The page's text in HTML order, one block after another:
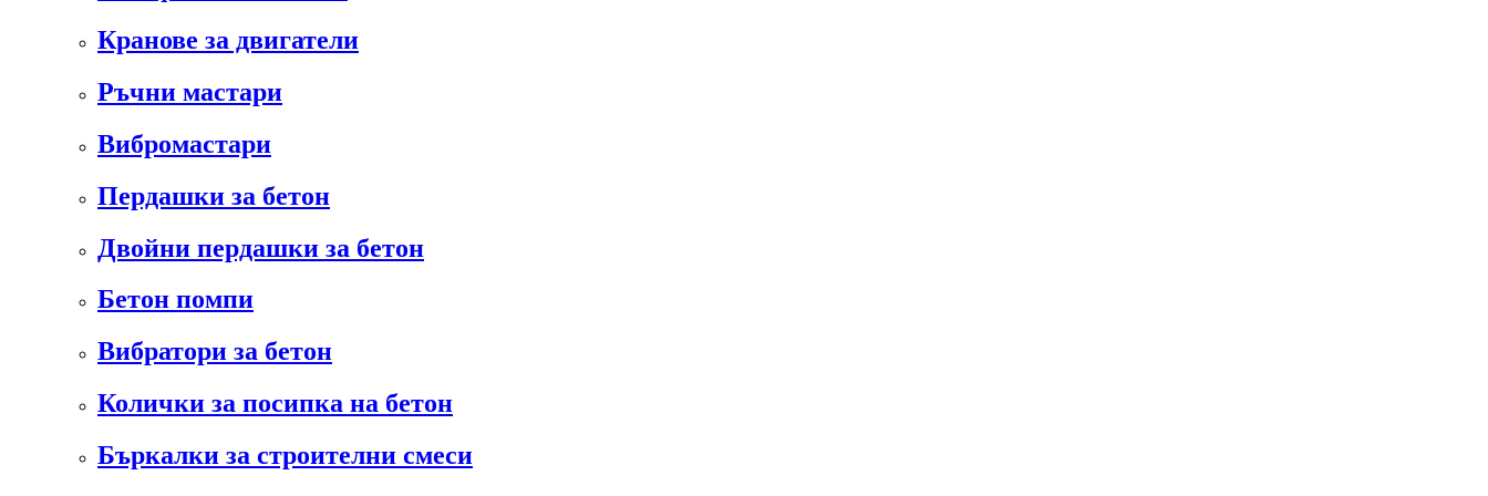
Кранове за двигатели
Ръчни мастари
Вибромастари
Пердашки за бетон
Двойни пердашки за бетон
Бетон помпи
Вибратори за бетон
Колички за посипка на бетон
Бъркалки за строителни смеси